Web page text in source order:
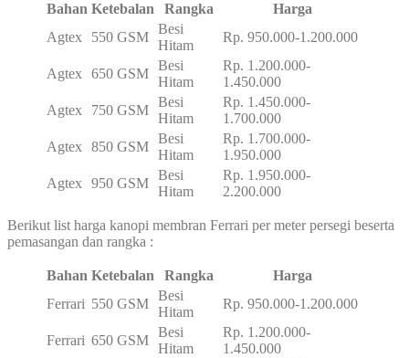
Bahan Ketebalan Rangka
Harga
Agtex
550 GSM
Besi
Hitam
Rp. 950.000-1.200.000
Agtex 650 GSM
Besi
Hitam
Rp. 1.200.000-
1.450.000
Agtex
750 GSM
Besi
Hitam
Rp. 1.450.000-
1.700.000
Agtex
850 GSM
Besi
Hitam
Rp. 1.700.000-
1.950.000
Agtex
950 GSM
Besi
Hitam
Rp. 1.950.000-
2.200.000
Berikut list harga kanopi membran Ferrari per meter persegi beserta
pemasangan dan rangka :
Bahan Ketebalan Rangka
Harga
Ferrari 550 GSM
Besi
Hitam
Rp. 950.000-1.200.000
Ferrari 650 GSM
Besi
Hitam
Rp. 1.200.000-
1.450.000